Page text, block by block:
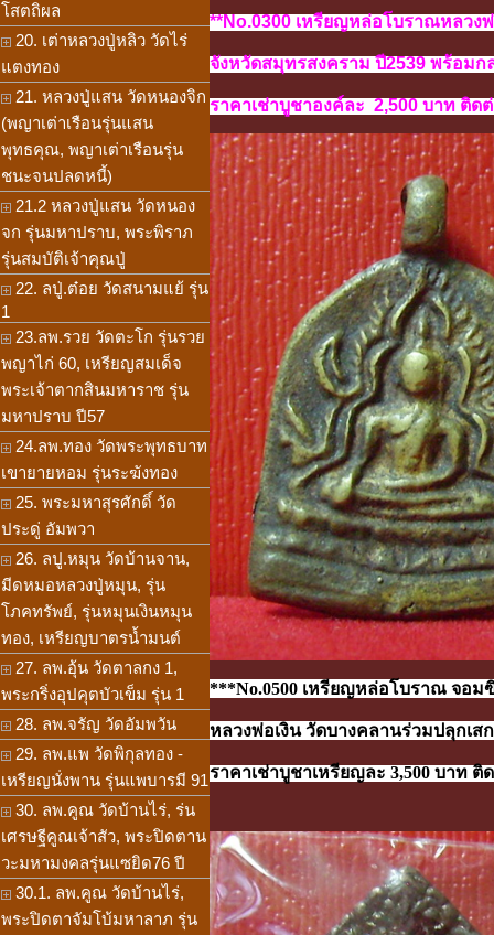
โสตถิผล
20. เต่าหลวงปู่หลิว วัดไร่
แตงทอง
21. หลวงปู่แสน วัดหนองจิก
(พญาเต่าเรือนรุ่นแสน
พุทธคุณ, พญาเต่าเรือนรุ่น
ชนะจนปลดหนี้)
21.2 หลวงปู่แสน วัดหนอง
จก รุ่นมหาปราบ, พระพิราภ
รุ่นสมบัติเจ้าคุณปู่
22. ลปู่.ต๋อย วัดสนามแย้ รุ่น
1
23.ลพ.รวย วัดตะโก รุ่นรวย
พญาไก่ 60, เหรียญสมเด็จ
พระเจ้าตากสินมหาราช รุ่น
มหาปราบ ปี57
24.ลพ.ทอง วัดพระพุทธบาท
เขายายหอม รุ่นระฆังทอง
25. พระมหาสุรศักดิ์ วัด
ประดู่ อัมพวา
26. ลปู.หมุน วัดบ้านจาน,
มีดหมอหลวงปู่หมุน, รุ่น
โภคทรัพย์, รุ่นหมุนเงินหมุน
ทอง, เหรียญบาตรน้ำมนต์
27. ลพ.อุ้น วัดตาลกง 1,
พระกริ่งอุปคุตบัวเข็ม รุ่น 1
28. ลพ.จรัญ วัดอัมพวัน
29. ลพ.แพ วัดพิกุลทอง -
เหรียญนั่งพาน รุ่นแพบารมี 91
30. ลพ.คูณ วัดบ้านไร่, ร่น
เศรษฐีคูณเจ้าสัว, พระปิดตาน
วะมหามงคลรุ่นแซยิด76 ปี
30.1. ลพ.คูณ วัดบ้านไร่,
พระปิดตาจัมโบ้มหาลาภ รุ่น
**No.0300 เหรียญหล่อโบราณหลวง
จังหวัดสมุทรสงคราม ปี2539 พร้อมก
ราคาเช่าบูชาองค์ละ 2,500 บาท ติด
***No.0500 เหรียญหล่อโบราณ จอม
หลวงพ่อเงิน วัดบางคลานร่วมปลุกเสก
ราคาเช่าบูชาเหรียญละ 3,500 บาท ติ